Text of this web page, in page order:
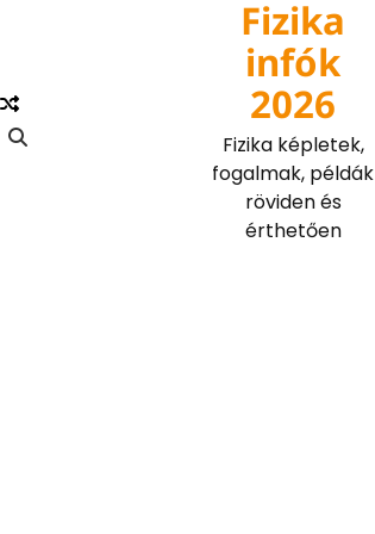
Fizika
infók
2026
Fizika képletek,
fogalmak, példák
röviden és
érthetően